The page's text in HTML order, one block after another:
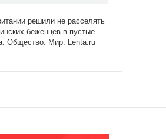
решили не расселять
беженцев в пустые
Общество: Мир: Lenta.ru